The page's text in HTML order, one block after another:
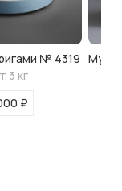
№ 4319
3 кг
₽